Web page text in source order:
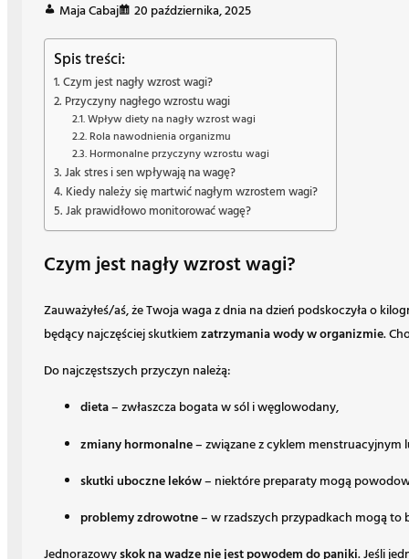
Maja Cabaj 20 października, 2025
Spis treści:
Czym jest nagły wzrost wagi?
Przyczyny nagłego wzrostu wagi
Wpływ diety na nagły wzrost wagi
Rola nawodnienia organizmu
Hormonalne przyczyny wzrostu wagi
Jak stres i sen wpływają na wagę?
Kiedy należy się martwić nagłym wzrostem wagi?
Jak prawidłowo monitorować wagę?
Czym jest nagły wzrost wagi?
Zauważyłeś/aś, że Twoja waga z dnia na dzień podskoczyła o
będący najczęściej skutkiemzatrzymania wody w organizmie.
Do najczęstszych przyczyn należą:
dieta– zwłaszcza bogata w sól i węglowodany,
zmiany hormonalne– związane z cyklem menstruacyjnym
skutki uboczne leków– niektóre preparaty mogą
problemy zdrowotne– w rzadszych przypadkach mogą to